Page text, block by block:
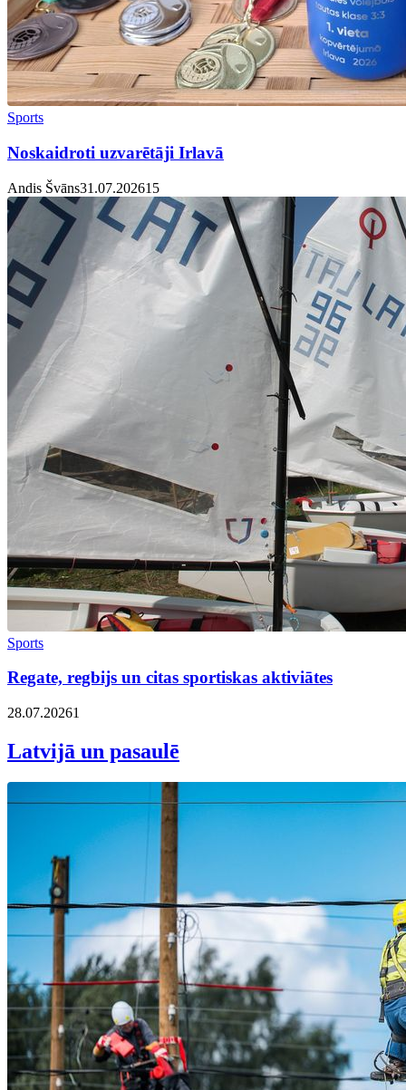
Sports
Noskaidroti uzvarētāji Irlavā
Andis Švāns31.07.20261 5
Sports
Regate, regbijs un citas sportiskas aktiviātes
28.07.20261
Latvijā un pasaulē